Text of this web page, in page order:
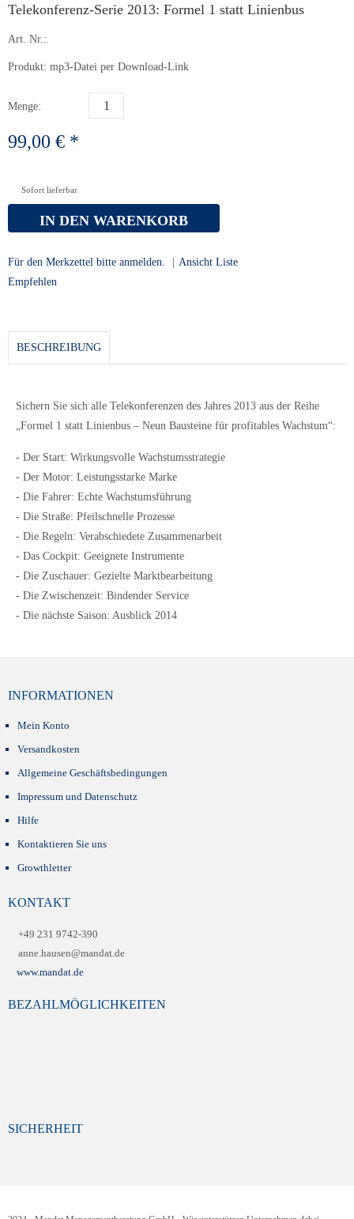
Telekonferenz-Serie 2013: Formel 1 statt Linienbus
Art. Nr.:
Produkt: mp3-Datei per Download-Link
Menge:
99,00 € *
Sofort lieferbar
IN DEN WARENKORB
Für den Merkzettel bitte anmelden.
Ansicht Liste
Empfehlen
BESCHREIBUNG
Sichern Sie sich alle Telekonferenzen des Jahres 2013 aus der Reihe
„Formel 1 statt Linienbus – Neun Bausteine für profitables Wachstum“:
- Der Start: Wirkungsvolle Wachstumsstrategie
- Der Motor: Leistungsstarke Marke
- Die Fahrer: Echte Wachstumsführung
- Die Straße: Pfeilschnelle Prozesse
- Die Regeln: Verabschiedete Zusammenarbeit
- Das Cockpit: Geeignete Instrumente
- Die Zuschauer: Gezielte Marktbearbeitung
- Die Zwischenzeit: Bindender Service
- Die nächste Saison: Ausblick 2014
INFORMATIONEN
Mein Konto
Versandkosten
Allgemeine Geschäftsbedingungen
Impressum und Datenschutz
Hilfe
Kontaktieren Sie uns
Growthletter
KONTAKT
+49 231 9742-390
anne.hausen@mandat.de
www.mandat.de
BEZAHLMÖGLICHKEITEN
SICHERHEIT